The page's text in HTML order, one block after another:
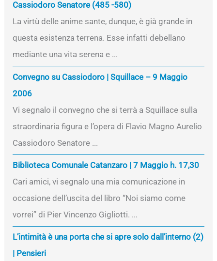
Cassiodoro Senatore (485 -580)
La virtù delle anime sante, dunque, è già grande in
questa esistenza terrena. Esse infatti debellano
mediante una vita serena e ...
Convegno su Cassiodoro | Squillace – 9 Maggio
2006
Vi segnalo il convegno che si terrà a Squillace sulla
straordinaria figura e l’opera di Flavio Magno Aurelio
Cassiodoro Senatore ...
Biblioteca Comunale Catanzaro | 7 Maggio h. 17,30
Cari amici, vi segnalo una mia comunicazione in
occasione dell’uscita del libro “Noi siamo come
vorrei” di Pier Vincenzo Gigliotti. ...
L’intimità è una porta che si apre solo dall’interno (2)
| Pensieri